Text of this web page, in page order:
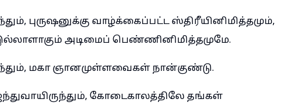
புருஷனுக்கு வாழ்க்கைப்பட்ட ஸ்திரீயினிமித்தமும்,
இல்லாளாகும் அடிமைப் பெண்ணினிமித்தமுமே.
மகா ஞானமுள்ளவைகள் நான்குண்டு.
கோடைகாலத்திலே தங்கள்